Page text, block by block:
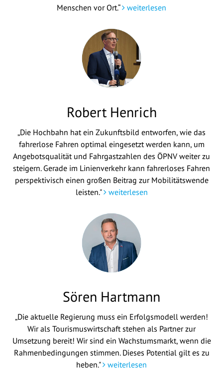
Menschen vor Ort.“
weiterlesen
Robert Henrich
„Die Hochbahn hat ein Zukunftsbild entworfen, wie das
fahrerlose Fahren optimal eingesetzt werden kann, um
Angebotsqualität und Fahrgastzahlen des ÖPNV weiter zu
steigern. Gerade im Linienverkehr kann fahrerloses Fahren
perspektivisch einen großen Beitrag zur Mobilitätswende
leisten." weiterlesen
Sören Hartmann
„Die aktuelle Regierung muss ein Erfolgsmodell werden!
Wir als Tourismuswirtschaft stehen als Partner zur
Umsetzung bereit! Wir sind ein Wachstumsmarkt, wenn die
Rahmenbedingungen stimmen. Dieses Potential gilt es zu
heben."
weiterlesen